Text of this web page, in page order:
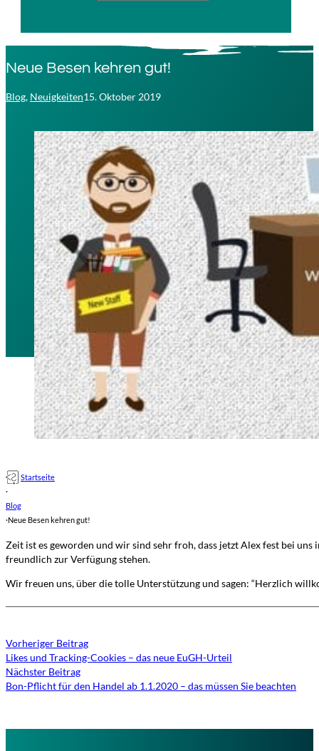
Neue Besen kehren gut!
Blog, Neuigkeiten15. Oktober 2019
Startseite
·
Blog
·Neue Besen kehren gut!
Zeit ist es geworden und wir sind sehr froh, dass jetzt Alex fest bei
freundlich zur Verfügung stehen.
Wir freuen uns, über die tolle Unterstützung und sagen: “Herzlich
Vorheriger Beitrag
Likes und Tracking-Cookies – das neue EuGH-Urteil
Nächster Beitrag
Bon-Pflicht für den Handel ab 1.1.2020 – das müssen Sie beachten